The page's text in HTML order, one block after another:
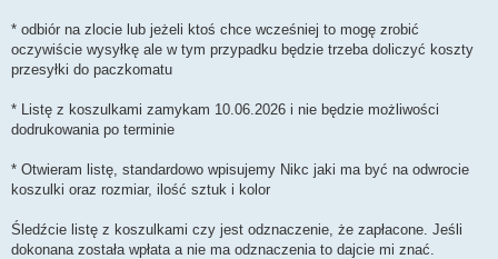
* odbiór na zlocie lub jeżeli ktoś chce wcześniej to mogę zrobić
oczywiście wysyłkę ale w tym przypadku będzie trzeba doliczyć koszty
przesyłki do paczkomatu
* Listę z koszulkami zamykam 10.06.2026 i nie będzie możliwości
dodrukowania po terminie
* Otwieram listę, standardowo wpisujemy Nikc jaki ma być na odwrocie
koszulki oraz rozmiar, ilość sztuk i kolor
Śledźcie listę z koszulkami czy jest odznaczenie, że zapłacone. Jeśli
dokonana została wpłata a nie ma odznaczenia to dajcie mi znać.